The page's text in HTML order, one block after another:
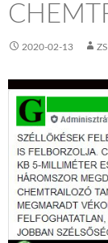
2020-02-13